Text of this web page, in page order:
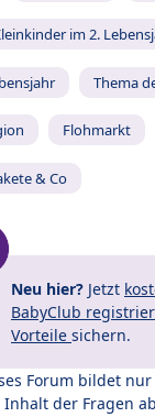
im 2.
Thema
Flohmarkt
& Co
Neu hier? Jetzt
BabyClub
Vorteile sichern.
Forum bildet
der Fragen